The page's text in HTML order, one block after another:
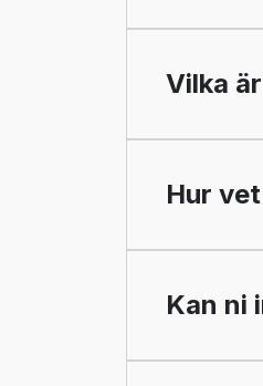
Vilka
Hur
Kan ni